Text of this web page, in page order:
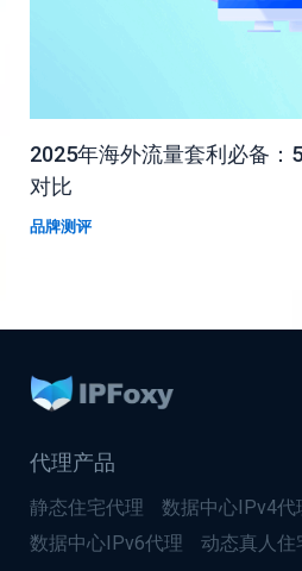
2025年海外流量套利必备：
对比
品牌测评
代理产品
静态住宅代理
数据中心IPv4代
数据中心IPv6代理
动态真人住